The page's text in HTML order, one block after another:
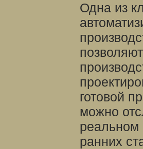
Одна из
готовой
можно
реальном
ранних